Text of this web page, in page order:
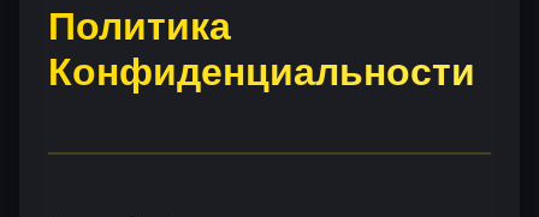
Политика
Конфиденциальности